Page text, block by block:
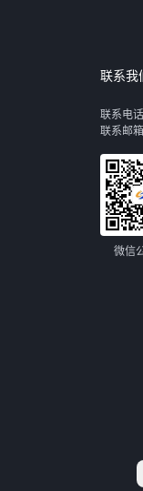
联系我
联系电
联系邮
微信
领取行业自动化